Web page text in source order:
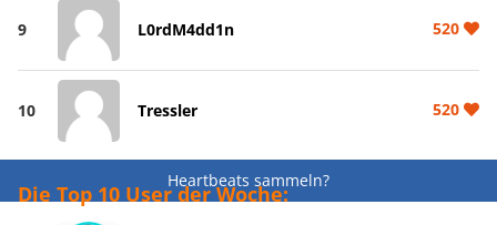
9 L0rdM4dd1n 520
10 Tressler 520
Heartbeats sammeln?
Die Top 10 User der Woche: